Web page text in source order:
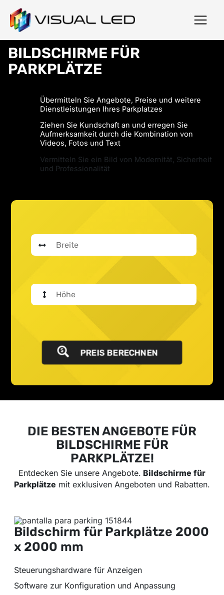
PREIS BERECHNEN
BILDSCHIRME FÜR
PARKPLÄTZE
Übermitteln Sie Angebote, Preise und weitere
Dienstleistungen Ihres Parkplatzes
Ziehen Sie Kundschaft an und erregen Sie
Aufmerksamkeit durch die Kombination von
Videos, Fotos und Text
Vermitteln Sie ein Bild von Modernität, Sicherheit
und Professionalität
DIE BESTEN ANGEBOTE FÜR
BILDSCHIRME FÜR
PARKPLÄTZE!
Entdecken Sie unsere Angebote. Bildschirme für
Parkplätze mit exklusiven Angeboten und Rabatten.
Bildschirm für Parkplätze 2000
x 2000 mm
Steuerungshardware für Anzeigen
Software zur Konfiguration und Anpassung